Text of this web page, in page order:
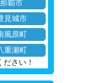
那覇市
見城市
風原町
重瀬町
さい！